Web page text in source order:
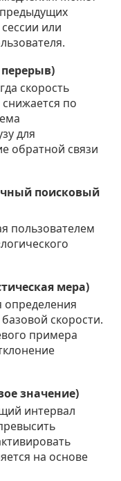
или
скорость
по
для
обратной связи
поисковый
пользователем
мера)
определения
скорости.
примера
значение)
интервал
на основе